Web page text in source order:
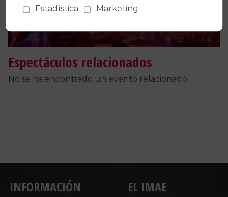
Espectáculos relacionados
No se ha encontrado un evento relacionado.
INFORMACIÓN EL IMAE
Estadística
Marketing